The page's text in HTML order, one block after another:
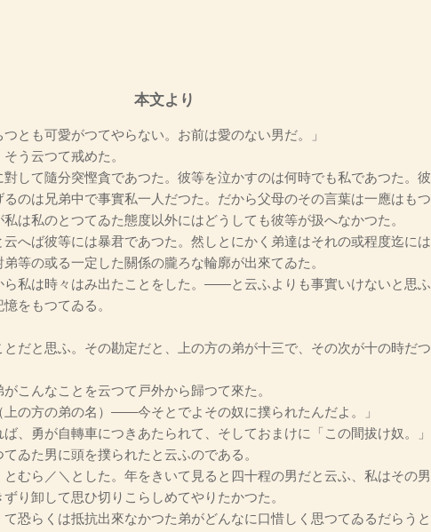
本文より
つとも可愛がつてやらない。お前は愛のない男だ。」
う云つて戒めた。
して隨分突慳貪であつた。彼等を泣かすのは何時でも私であつた。彼
のは兄弟中で事實私一人だつた。だから父母のその言葉は一應はもつ
は私のとつてゐた態度以外にはどうしても彼等が扱へなかつた。
へば彼等には暴君であつた。然しとにかく弟達はそれの或程度迄には
等の或る一定した關係の朧ろな輪廓が出來てゐた。
私は時々はみ出たことをした。――と云ふよりも事實いけないと思ふ
をもつてゐる。
だと思ふ。その勘定だと、上の方の弟が十三で、その次が十の時だつ
こんなことを云つて戸外から歸つて來た。
の方の弟の名）――今そとでよその奴に撲られたんだよ。」
、勇が自轉車につきあたられて、そしておまけに「この間拔け奴。」
ゐた男に頭を撲られたと云ふのである。
むら／＼とした。年をきいて見ると四十程の男だと云ふ、私はその男
り卸して思ひ切りこらしめてやりたかつた。
恐らくは抵抗出來なかつた弟がどんなに口惜しく思つてゐるだらうと